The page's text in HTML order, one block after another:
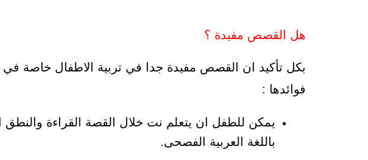
هل القصص مفيدة ؟
بكل تأكيد ان القصص مفيدة جدا في تربية الاطفال خاصة في
فوائدها :
يمكن للطفل ان يتعلم نت خلال القصة القراءة والنطق
باللغة العربية الفصحى.